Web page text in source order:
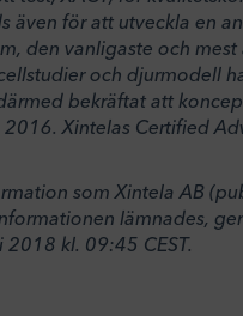
även för att utveckla en
den vanligaste och
och djurmodell
bekräftat att
Xintelas Certified
som Xintela AB
lämnades,
kl. 09:45 CEST.